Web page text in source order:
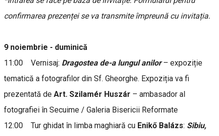
confirmarea prezenței se va transmite împreună cu invitația.
9 noiembrie - duminică
11:00 Vernisaj: Dragostea de-a lungul anilor– expoziție
tematică a fotografilor din Sf. Gheorghe. Expoziția va fi
prezentată de Art. Szilamér Huszár – ambasador al
fotografiei în Secuime / Galeria Bisericii Reformate
12:00 Tur ghidat în limba maghiară cu Enikő Balázs: Sibiu,